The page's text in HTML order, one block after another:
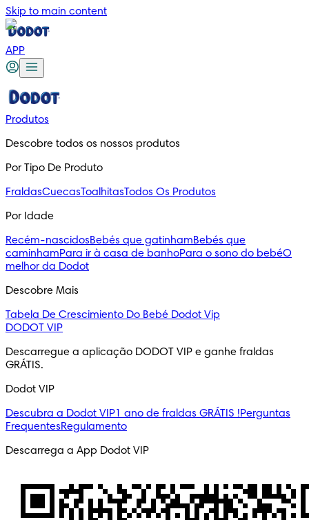
Skip to main content
APP
Produtos
Descobre todos os nossos produtos
Por Tipo De Produto
FraldasCuecasToalhitasTodos Os Produtos
Por Idade
Recém-nascidosBebés que gatinhamBebés que
caminhamPara ir à casa de banhoPara o sono do bebéO
melhor da Dodot
Descobre Mais
Tabela De Crescimiento Do Bebé Dodot Vip
DODOT VIP
Descarregue a aplicação DODOT VIP e ganhe fraldas
GRÁTIS.
Dodot VIP
Descubra a Dodot VIP1 ano de fraldas GRÁTIS !Perguntas
FrequentesRegulamento
Descarrega a App Dodot VIP